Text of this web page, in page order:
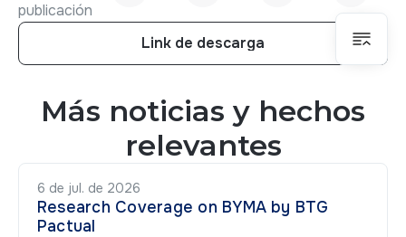
publicación
Link de descarga
Más noticias y hechos
relevantes
6 de jul. de 2026
Research Coverage on BYMA by BTG
Pactual